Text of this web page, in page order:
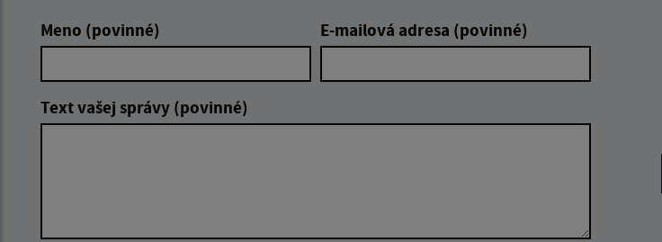
Meno (povinné) E-mailová adresa (povinné)
Text vašej správy (povinné)